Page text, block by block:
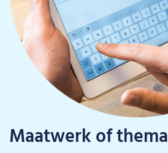
Maatwerk of thema